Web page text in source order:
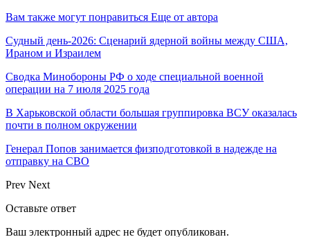
Вам также могут понравиться Еще от автора
Судный день-2026: Сценарий ядерной войны между США,
Ираном и Израилем
Сводка Минобороны РФ о ходе специальной военной
операции на 7 июля 2025 года
В Харьковской области большая группировка ВСУ оказалась
почти в полном окружении
Генерал Попов занимается физподготовкой в надежде на
отправку на СВО
Prev Next
Оставьте ответ
Ваш электронный адрес не будет опубликован.